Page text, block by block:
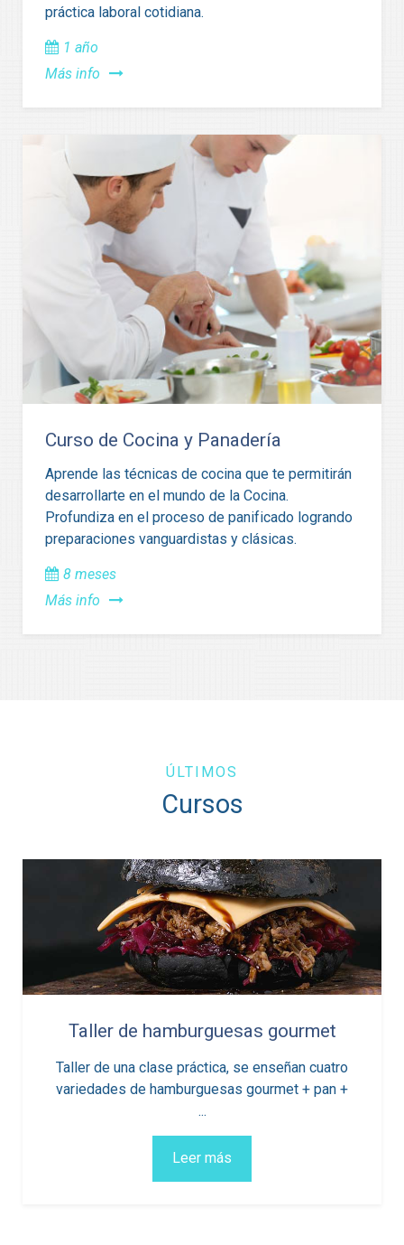
práctica laboral cotidiana.
1 año
Más info
Curso de Cocina y Panadería
Aprende las técnicas de cocina que te permitirán
desarrollarte en el mundo de la Cocina.
Profundiza en el proceso de panificado logrando
preparaciones vanguardistas y clásicas.
8 meses
Más info
ÚLTIMOS
Cursos
Diseño de Paginas web con
Wordpress
Curso práctico, avanzado e intensivo de 3 meses
de duración pensado para crear páginas web en
...
Leer más